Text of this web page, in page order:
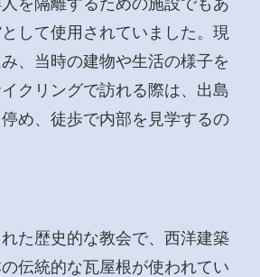
を隔離するための施設でもあ
して使用されていました。現
、当時の建物や生活の様子を
クリングで訪れる際は、出島
め、徒歩で内部を見学するの
た歴史的な教会で、西洋建築
伝統的な瓦屋根が使われてい